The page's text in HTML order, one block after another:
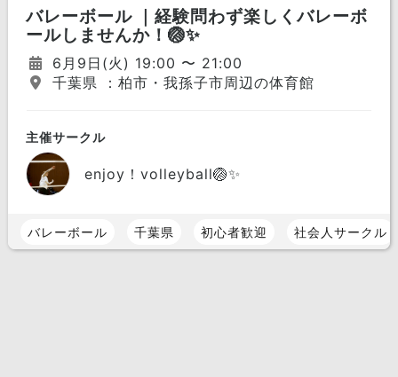
バレーボール ｜経験問わず楽しくバレーボ
ールしませんか！🏐✨
6月9日(火) 19:00 〜 21:00
千葉県 ：柏市・我孫子市周辺の体育館
主催サークル
enjoy！volleyball🏐✨
バレーボール 千葉県 初心者歓迎 社会人サークル